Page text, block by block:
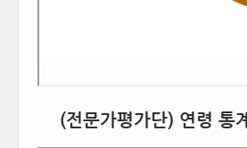
(전문가평가단) 연령 통계